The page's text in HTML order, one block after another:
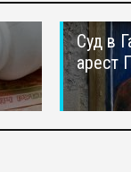
Суд в
арест